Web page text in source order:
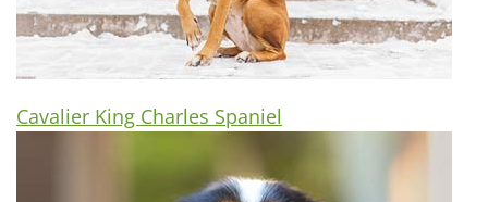
Cavalier King Charles Spaniel